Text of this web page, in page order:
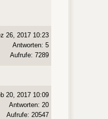
26, 2017 10:23
Antworten: 5
Aufrufe: 7289
20, 2017 10:09
Antworten: 20
Aufrufe: 20547